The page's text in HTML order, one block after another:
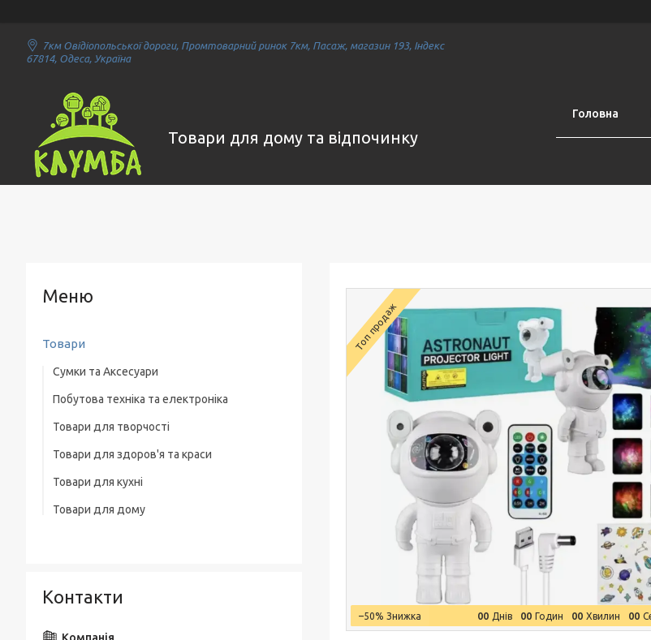
7км Овідіопольської дороги, Промтоварний ринок 7км, Пасаж, магазин 193, Індекс
67814, Одеса, Україна
Товари для дому та відпочинку
Головна
Топ продаж
–50% 00 Днів 00 Годин 00 Хвилин 00
Товари
Сумки та Аксесуари
Сумки на колесах
Рюкзаки
Термосумка
Сумка для ноутбука
Чоловічі сумки
Побутова техніка та електроніка
Ваги
Освітлення
Обігрівачі
Блендери
Кавоварки
Кавомолки
Товари для творчості
Товари для здоров'я та краси
Тример
Фени
Товари для кухні
Набори кухонних ножів
Пательні
Товари для дому
Контакти